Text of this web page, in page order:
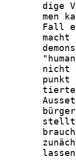
dige
men
Fall
macht
nicht
punkt